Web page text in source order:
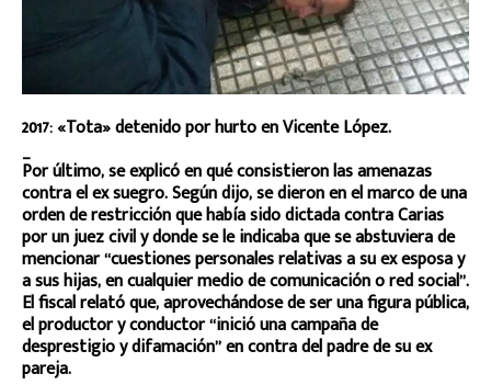
2017: «Tota» detenido por hurto en Vicente López.
_
Por último, se explicó en qué consistieron las amenazas
contra el ex suegro. Según dijo, se dieron en el marco de una
orden de restricción que había sido dictada contra Carias
por un juez civil y donde se le indicaba que se abstuviera de
mencionar “cuestiones personales relativas a su ex esposa y
a sus hijas, en cualquier medio de comunicación o red social”.
El fiscal relató que, aprovechándose de ser una figura pública,
el productor y conductor “inició una campaña de
desprestigio y difamación” en contra del padre de su ex
pareja.